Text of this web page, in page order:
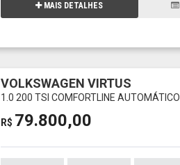
MAIS DETALHES
VOLKSWAGEN VIRTUS
1.0 200 TSI COMFORTLINE AUTOMÁTICO
R$ 79.800,00